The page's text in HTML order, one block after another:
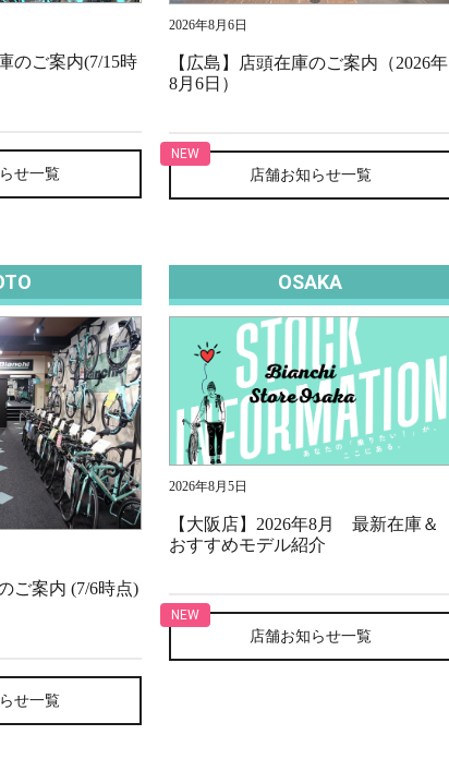
のご案内(7/15時
せ一覧
2026年8月6日
【広島】店頭在庫のご案内（2026年
8月6日）
店舗お知らせ一覧
ご案内 (7/6時点)
せ一覧
OSAKA
2026年8月5日
【大阪店】2026年8月 最新在庫＆
おすすめモデル紹介
店舗お知らせ一覧